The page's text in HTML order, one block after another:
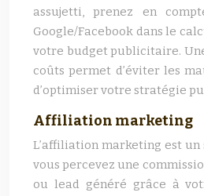
assujetti, prenez en
Google/Facebook dans le
votre budget publicitaire.
coûts permet d’éviter les
d’optimiser votre stratégie
Affiliation marketing
L’affiliation marketing est un
vous percevez une
ou lead généré grâce à